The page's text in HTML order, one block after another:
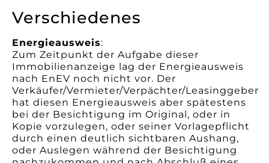
Verschiedenes
Energieausweis:
Zum Zeitpunkt der Aufgabe dieser
Immobilienanzeige lag der Energieausweis
nach EnEV noch nicht vor. Der
Verkäufer/Vermieter/Verpächter/Leasinggeber
hat diesen Energieausweis aber spätestens
bei der Besichtigung im Original, oder in
Kopie vorzulegen, oder seiner Vorlagepflicht
durch einen deutlich sichtbaren Aushang,
oder Auslegen während der Besichtigung